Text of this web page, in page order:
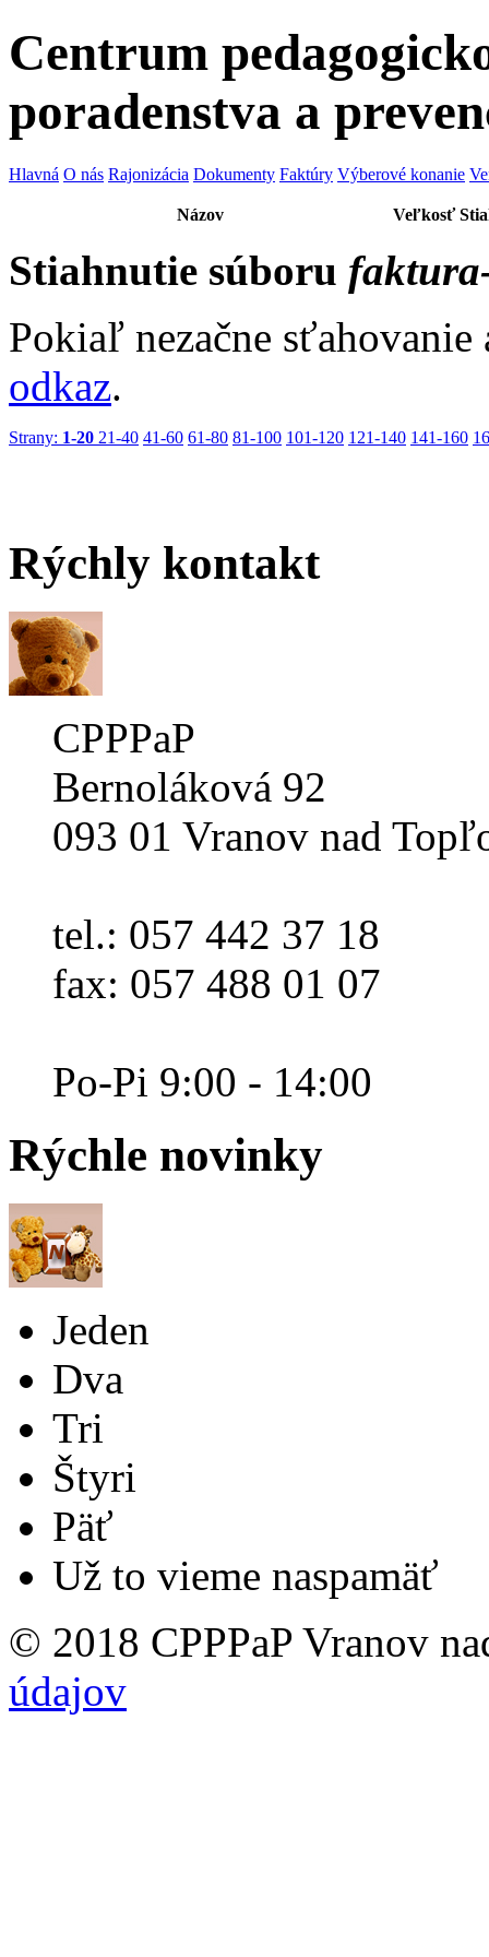
Centrum
poradenstva a
Hlavná O nás Rajonizácia Dokumenty Faktúry Výberové konanie
Názov Veľkosť
Stiahnutie súboru
Pokiaľ nezačne
odkaz.
Strany: 1-20 21-40 41-60 61-80 81-100 101-120 121-140 141-160
Rýchly kontakt
CPPPaP
Bernoláková 92
093 01 Vranov nad
tel.: 057 442 37 18
fax: 057 488 01 07
Po-Pi 9:00 - 14:00
Rýchle novinky
Jeden
Dva
Tri
Štyri
Päť
Už to vieme naspamäť
© 2018 CPPPaP Vranov
údajov